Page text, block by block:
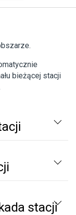
bieżącej stacji
stacji